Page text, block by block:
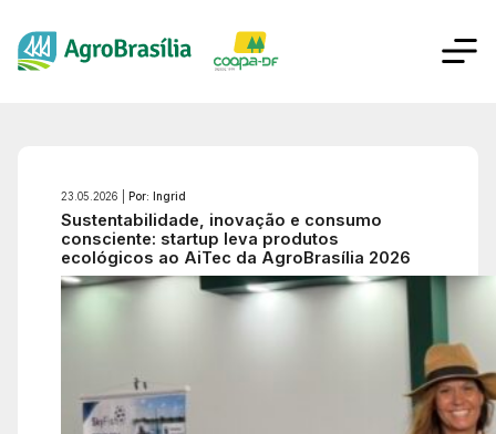
23.05.2026 | Por: Ingrid
Sustentabilidade, inovação e consumo
consciente: startup leva produtos
ecológicos ao AiTec da AgroBrasília 2026